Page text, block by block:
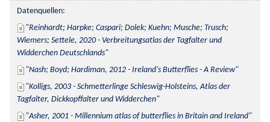
Datenquellen:
Reinhardt; Harpke; Caspari; Dolek; Kuehn; Musche; Trusch;
Wiemers; Settele, 2020 - Verbreitungsatlas der Tagfalter und
Widderchen Deutschlands
Nash; Boyd; Hardiman, 2012 - Ireland's Butterflies - A Review
Kolligs, 2003 - Schmetterlinge Schleswig-Holsteins, Atlas der
Tagfalter, Dickkopffalter und Widderchen
Asher, 2001 - Millennium atlas of butterflies in Britain and Ireland